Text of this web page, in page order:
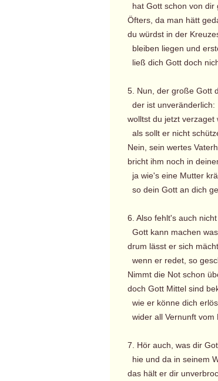
hat Gott schon von dir
Öfters, da man hätt
du würdst in der
bleiben liegen und
ließ dich Gott doch
5. Nun, der große Gott
der ist unveränderlich:
wolltst du jetzt verzaget
als sollt er nicht
Nein, sein wertes
bricht ihm noch in
ja wie's eine Mutter
so dein Gott an dich
6. Also fehlt's auch nicht
Gott kann machen
drum lässt er sich
wenn er redet, so
Nimmt die Not schon
doch Gott Mittel sind
wie er könne dich
wider all Vernunft vom
7. Hör auch, was dir
hie und da in seinem
das hält er dir